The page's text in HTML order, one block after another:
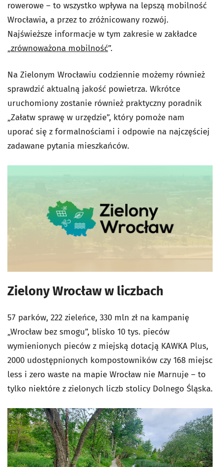
rowerowe – to wszystko wpływa na lepszą mobilność
Wrocławia, a przez to zróżnicowany rozwój.
Najświeższe informacje w tym zakresie w zakładce
„zrównoważona mobilność”.
Na Zielonym Wrocławiu codziennie możemy również
sprawdzić aktualną jakość powietrza. Wkrótce
uruchomiony zostanie również praktyczny poradnik
„Załatw sprawę w urzędzie”, który pomoże nam
uporać się z formalnościami i odpowie na najczęściej
zadawane pytania mieszkańców.
Zielony Wrocław w liczbach
57 parków, 222 zieleńce, 330 mln zł na kampanię
„Wrocław bez smogu”, blisko 10 tys. pieców
wymienionych pieców z miejską dotacją KAWKA Plus,
2000 udostępnionych kompostowników czy 168 miejsc
less i zero waste na mapie Wrocław nie Marnuje – to
tylko niektóre z zielonych liczb stolicy Dolnego Śląska.